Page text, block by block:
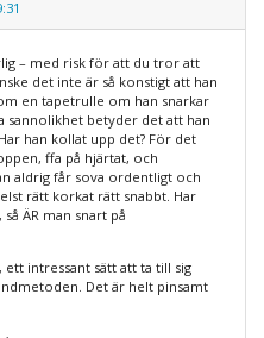
– med risk för att du tror att
det inte är så konstigt att han
en tapetrulle om han snarkar
sannolikhet betyder det att han
han kollat upp det? För det
ffa på hjärtat, och
aldrig får sova ordentligt och
rätt korkat rätt snabbt. Har
ÄR man snart på
intressant sätt att ta till sig
Det är helt pinsamt